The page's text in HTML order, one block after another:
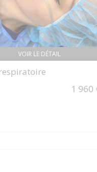
VOIR LE DÉTAIL
1 960